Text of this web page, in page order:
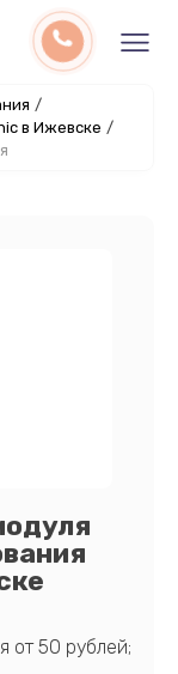
/
в Ижевске /
от 50 рублей;